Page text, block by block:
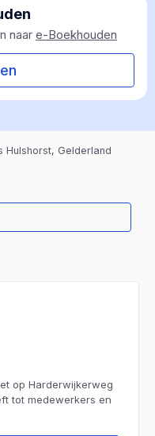
naar e-Boekhouden
Hulshorst, Gelderland
op Harderwijkerweg
tot medewerkers en